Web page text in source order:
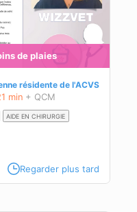
de plaies
résidente de l'ACVS
min + QCM
AIDE EN CHIRURGIE
Regarder plus tard